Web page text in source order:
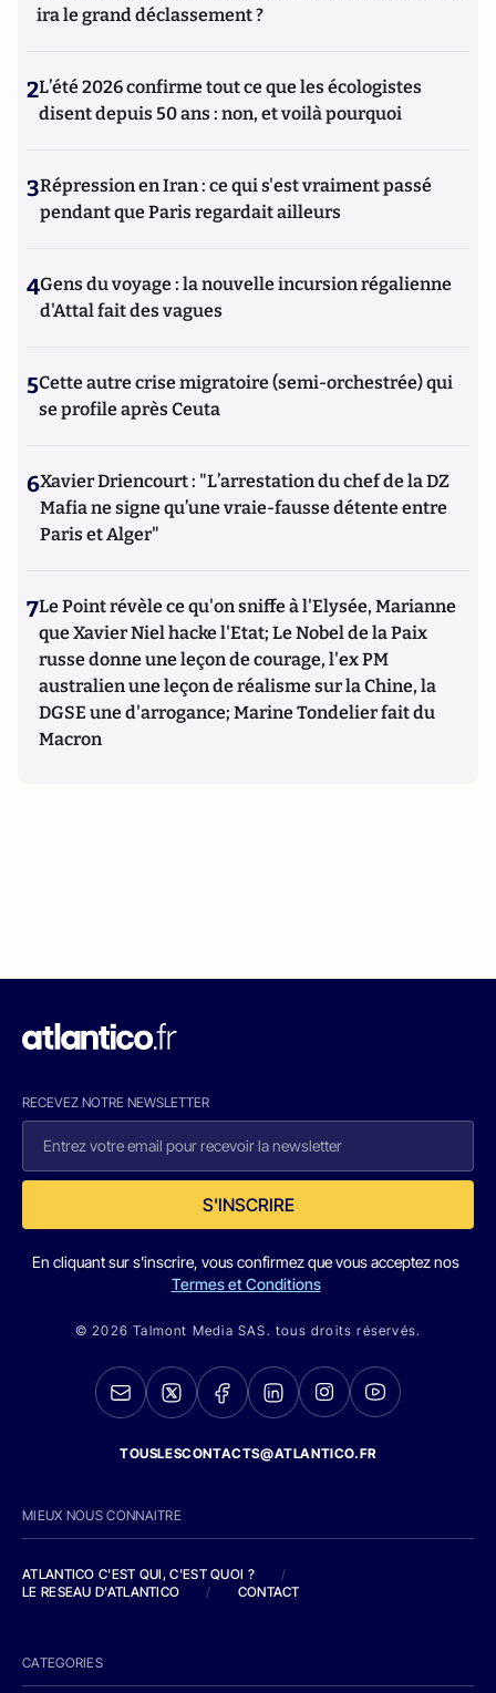
ira le grand déclassement ?
2L’été 2026 confirme tout ce que les écologistes
disent depuis 50 ans : non, et voilà pourquoi
3Répression en Iran : ce qui s'est vraiment passé
pendant que Paris regardait ailleurs
4Gens du voyage : la nouvelle incursion régalienne
d'Attal fait des vagues
5Cette autre crise migratoire (semi-orchestrée) qui
se profile après Ceuta
6Xavier Driencourt : "L’arrestation du chef de la DZ
Mafia ne signe qu’une vraie-fausse détente entre
Paris et Alger"
7Le Point révèle ce qu'on sniffe à l'Elysée, Marianne
que Xavier Niel hacke l'Etat; Le Nobel de la Paix
russe donne une leçon de courage, l'ex PM
australien une leçon de réalisme sur la Chine, la
DGSE une d'arrogance; Marine Tondelier fait du
Macron
RECEVEZ NOTRE NEWSLETTER
S'INSCRIRE
En cliquant sur s'inscrire, vous confirmez que vous acceptez nos
Termes et Conditions
© 2026 Talmont Media SAS. tous droits réservés.
TOUSLESCONTACTS@ATLANTICO.FR
MIEUX NOUS CONNAITRE
ATLANTICO C'EST QUI, C'EST QUOI ?
/
LE RESEAU D'ATLANTICO
/ CONTACT
CATEGORIES